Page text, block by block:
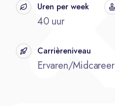
Uren per week
40 uur
Carrièreniveau
Ervaren/Midcareer